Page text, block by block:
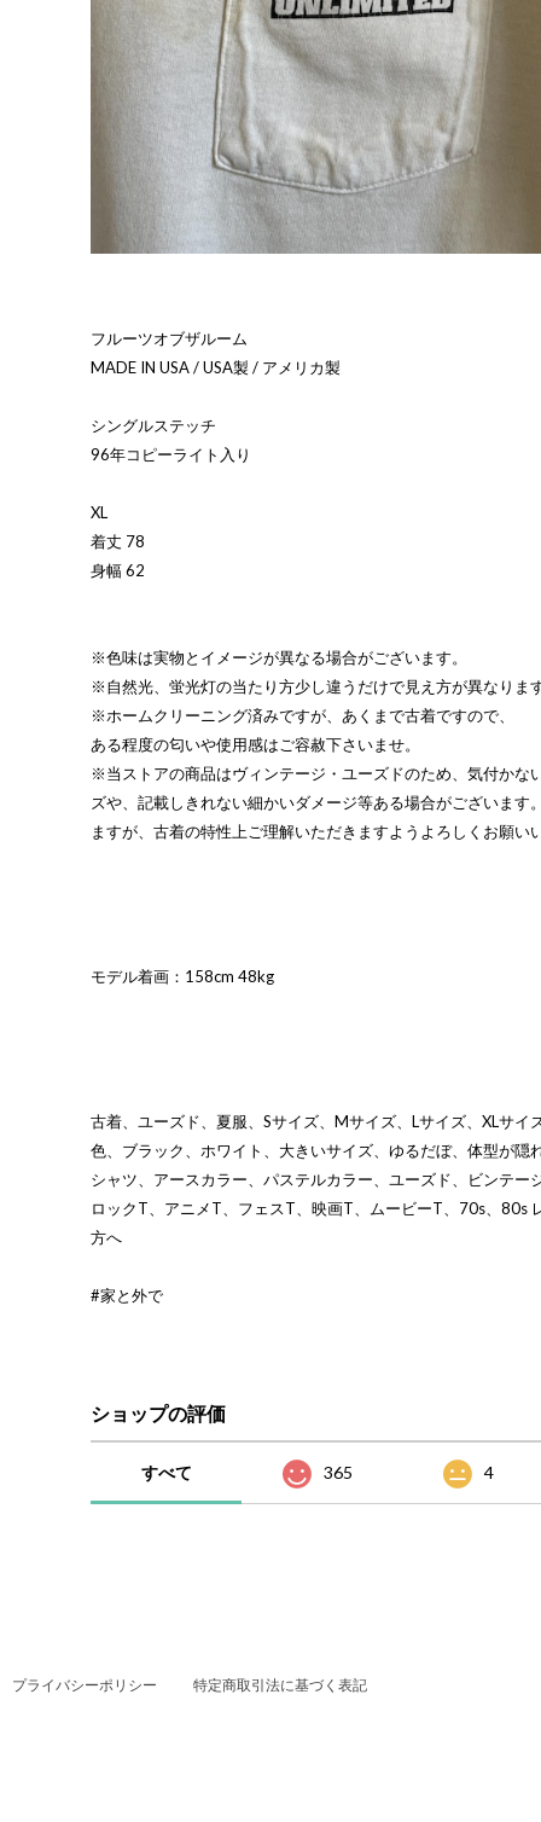
フルーツオブザルーム
MADE IN USA / USA製 / アメリカ製
シングルステッチ
96年コピーライト入り
XL
着丈 78
身幅 62
※色味は実物とイメージが異なる場合がございます。
※自然光、蛍光灯の当たり方少し違うだけで見え方が異なりま
※ホームクリーニング済みですが、あくまで古着ですので、
ある程度の匂いや使用感はご容赦下さいませ。
※当ストアの商品はヴィンテージ・ユーズドのため、気付かな
ズや、記載しきれない細かいダメージ等ある場合がございます
ますが、古着の特性上ご理解いただきますようよろしくお願い
モデル着画：158cm 48kg
古着、ユーズド、夏服、Sサイズ、Mサイズ、Lサイズ、XLサイ
色、ブラック、ホワイト、大きいサイズ、ゆるだぼ、体型が隠
シャツ、アースカラー、パステルカラー、ユーズド、ビンテー
ロックT、アニメT、フェスT、映画T、ムービーT、70s、80s
方へ
#家と外で
ショップの評価
すべて 365 4
プライバシーポリシー 特定商取引法に基づく表記